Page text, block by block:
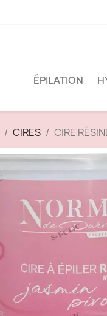
ÉPILATION
CIRES CIRE